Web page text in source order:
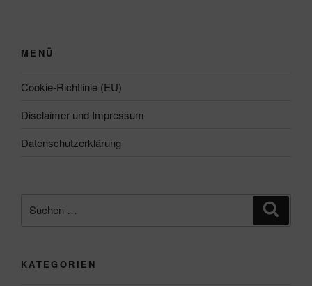
MENÜ
Cookie-Richtlinie (EU)
Disclaimer und Impressum
Datenschutzerklärung
nach:
KATEGORIEN